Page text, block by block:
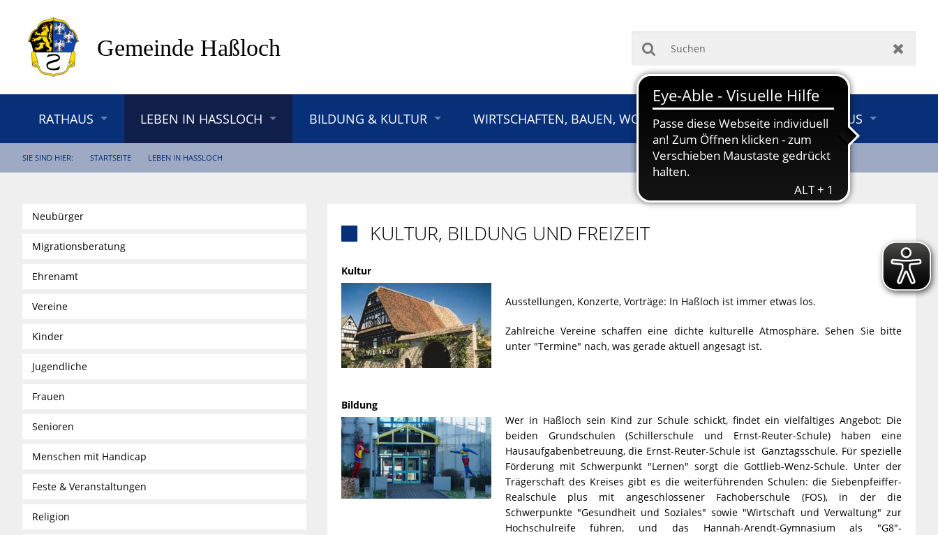
Suchen
RATHAUS LEBEN IN HASSLOCH BILDUNG & KULTUR WIRTSCHAFTEN, BAUEN, WOHNEN & UMWELT TOURISMUS
SIE SIND HIER: STARTSEITE LEBEN IN HASSLOCH
KULTUR, BILDUNG UND FREIZEIT
Kultur
Ausstellungen, Konzerte, Vorträge: In Haßloch ist immer etwas los.
Zahlreiche Vereine schaffen eine dichte kulturelle Atmosphäre. Sehen Sie bitte
unter "Termine" nach, was gerade aktuell angesagt ist.
Bildung
Wer in Haßloch sein Kind zur Schule schickt, findet ein vielfältiges Angebot: Die
beiden Grundschulen (Schillerschule und Ernst-Reuter-Schule) haben eine
Hausaufgabenbetreuung, die Ernst-Reuter-Schule ist Ganztagsschule. Für spezielle
Förderung mit Schwerpunkt "Lernen" sorgt die Gottlieb-Wenz-Schule. Unter der
Trägerschaft des Kreises gibt es die weiterführenden Schulen: die Siebenpfeiffer-
Realschule plus mit angeschlossener Fachoberschule (FOS), in der die
Schwerpunkte "Gesundheit und Soziales" sowie "Wirtschaft und Verwaltung" zur
Hochschulreife führen, und das Hannah-Arendt-Gymnasium als "G8"-
Neubürger
Migrationsberatung
Ehrenamt
Vereine
Kinder
Jugendliche
Frauen
Senioren
Menschen mit Handicap
Feste & Veranstaltungen
Religion